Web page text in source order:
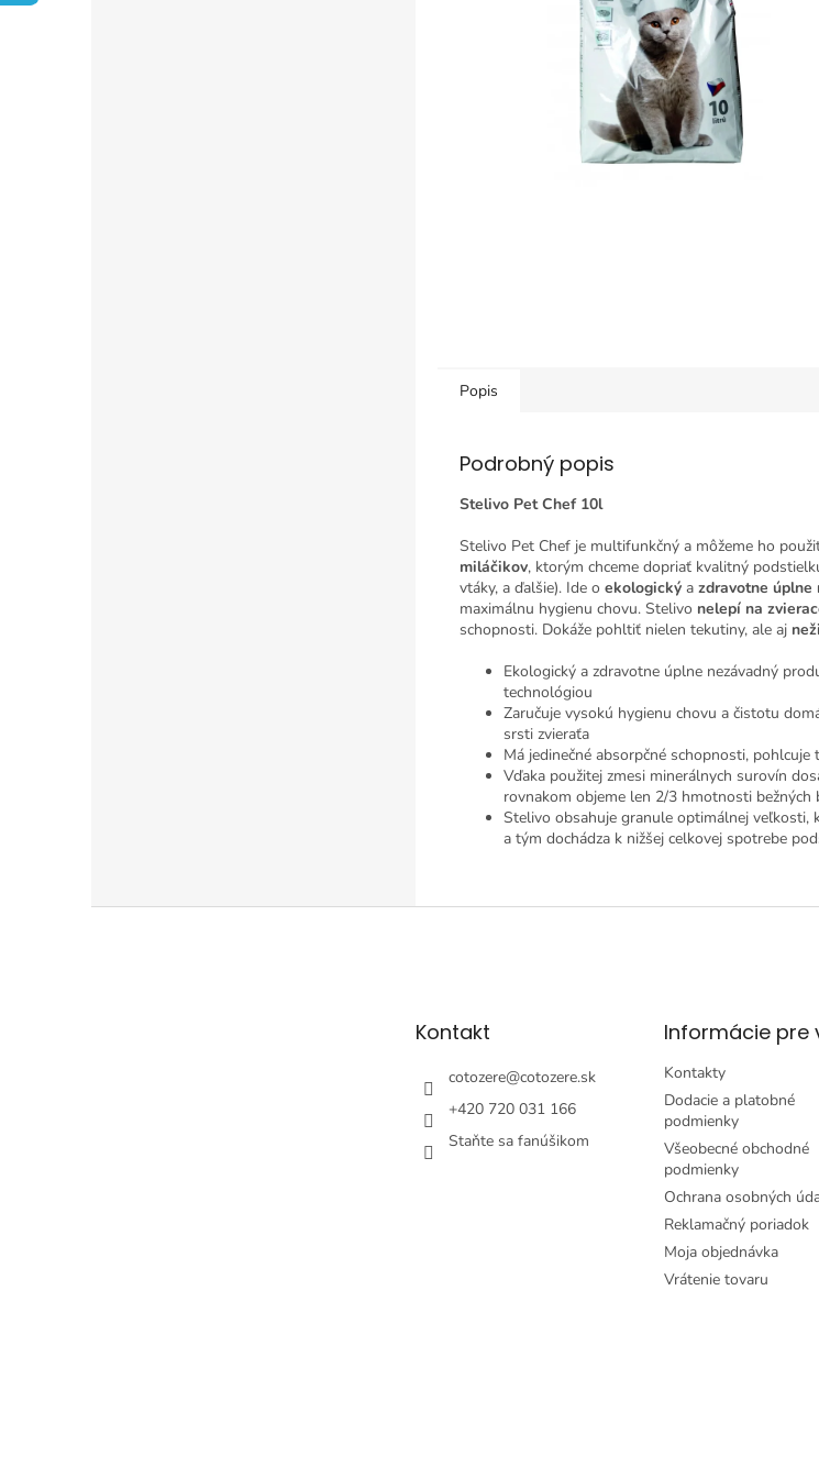
Popis
Podrobný popis
Stelivo Pet Chef 10l
Stelivo Pet Chef je multifunkčný a môžeme ho
miláčikov, ktorým chceme dopriať kvalitný
vtáky, a ďalšie). Ide o ekologický a zdravotne úplne
maximálnu hygienu chovu. Stelivo nelepí na
schopnosti. Dokáže pohltiť nielen tekutiny, ale aj
Ekologický a zdravotne úplne nezávadný
technológiou
Zaručuje vysokú hygienu chovu a čistotu
srsti zvieraťa
Má jedinečné absorpčné schopnosti, pohlcuje
Vďaka použitej zmesi minerálnych surovín
rovnakom objeme len 2/3 hmotnosti
Stelivo obsahuje granule optimálnej veľkosti,
a tým dochádza k nižšej celkovej spotrebe
Kontakt
cotozere@cotozere.sk
+420 720 031 166
Staňte sa fanúšikom
Informácie pre
Kontakty
Dodacie a platobné
podmienky
Všeobecné obchodné
podmienky
Ochrana osobných
Reklamačný poriadok
Moja objednávka
Vrátenie tovaru